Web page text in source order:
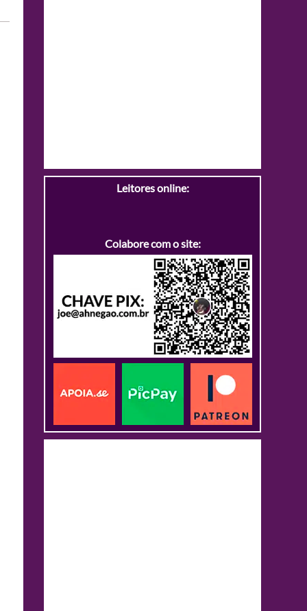
Leitores online:
Colabore com o site: